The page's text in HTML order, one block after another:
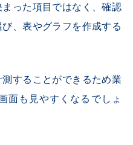
った項目ではなく、確認
、表やグラフを作成する
することができるため業
面も見やすくなるでしょ